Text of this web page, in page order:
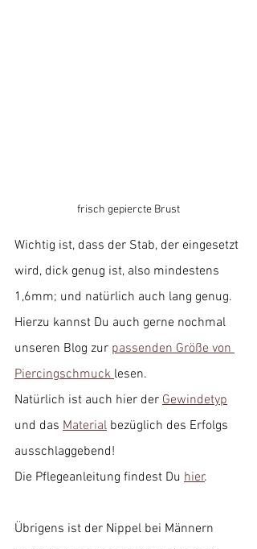
frisch gepiercte Brust
Wichtig ist, dass der Stab, der eingesetzt
wird, dick genug ist, also mindestens
1,6mm; und natürlich auch lang genug.
Hierzu kannst Du auch gerne nochmal
unseren Blog zur passenden Größe von
Piercingschmuck lesen.
Natürlich ist auch hier der Gewindetyp
und das Material bezüglich des Erfolgs
ausschlaggebend!
Die Pflegeanleitung findest Du hier.
Übrigens ist der Nippel bei Männern